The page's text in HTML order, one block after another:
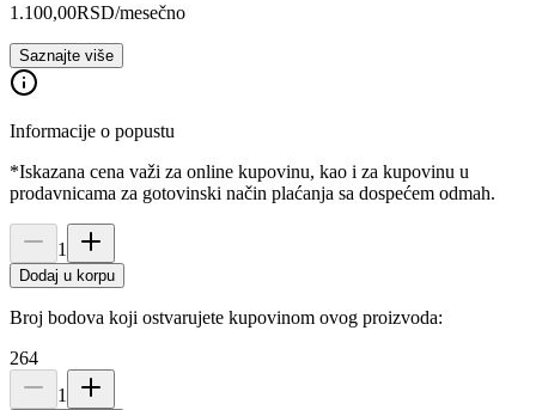
1.100,00RSD/mesečno
Saznajte više
Informacije o popustu
*Iskazana cena važi za online kupovinu, kao i za kupovinu u
prodavnicama za gotovinski način plaćanja sa dospećem odmah.
1
Dodaj u korpu
Broj bodova koji ostvarujete kupovinom ovog proizvoda:
264
1